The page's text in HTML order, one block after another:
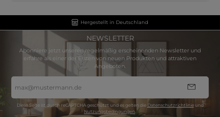
Hergestellt in Deutschland
NEWSLETTER
Abonniere jetzt unseren regelmäßig erscheinenden Newsletter und
erfahre als einer der Ersten von neuen Produkten und attraktiven
Angeboten.
Mail-
Adresse
Diese Seite ist durch reCAPTCHA geschützt und es gelten die Datenschutzrichtlinieund
Nutzungsbedingungen